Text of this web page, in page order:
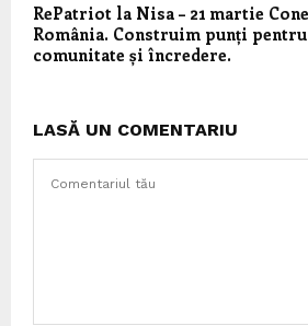
RePatriot la Nisa – 21 martie
România. Construim punți
comunitate și încredere.
LASĂ UN COMENTARIU